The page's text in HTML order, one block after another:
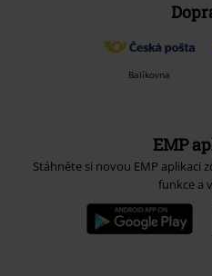
Balíkovna
EMP
Stáhněte si novou EMP aplikaci
funkce a